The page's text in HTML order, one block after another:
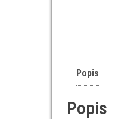
Popis
Popis